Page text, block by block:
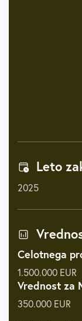
Leto
2025
Celotnega
1.500.000 EUR
Vrednost za
350.000 EUR